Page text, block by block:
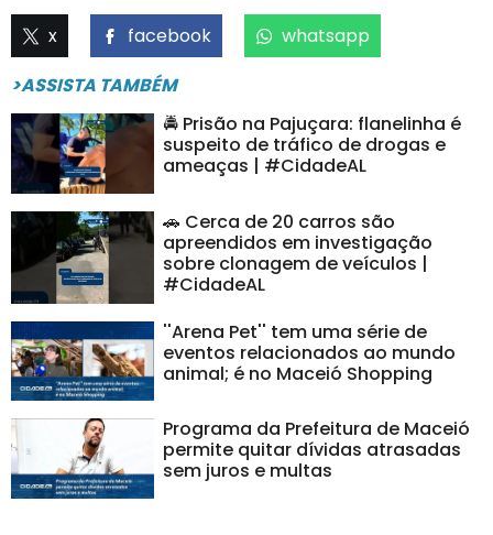
x facebook
whatsapp
>ASSISTA TAMBÉM
🚔 Prisão na Pajuçara: flanelinha é
suspeito de tráfico de drogas e
ameaças | #CidadeAL
🚗 Cerca de 20 carros são
apreendidos em investigação
sobre clonagem de veículos |
#CidadeAL
''Arena Pet'' tem uma série de
eventos relacionados ao mundo
animal; é no Maceió Shopping
Programa da Prefeitura de Maceió
permite quitar dívidas atrasadas
sem juros e multas